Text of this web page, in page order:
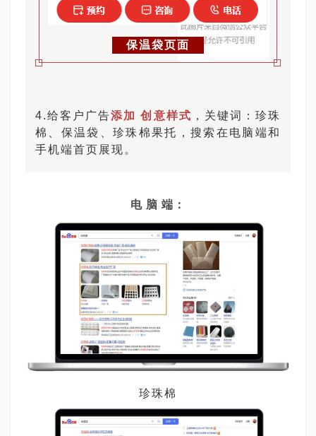
保温袋页面
4.给客户广告添加 创意样式 ，关键词：珍珠
棉、保温袋、珍珠棉果托，搜索在电脑端和
手机端首页展现。
电 脑 端：
珍珠棉